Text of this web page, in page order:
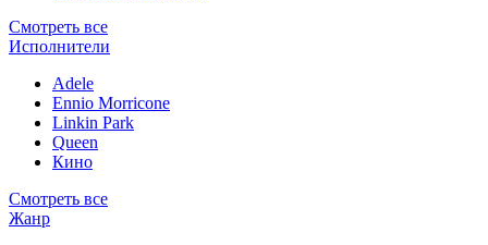
Смотреть все
Исполнители
Adele
Ennio Morricone
Linkin Park
Queen
Кино
Смотреть все
Жанр